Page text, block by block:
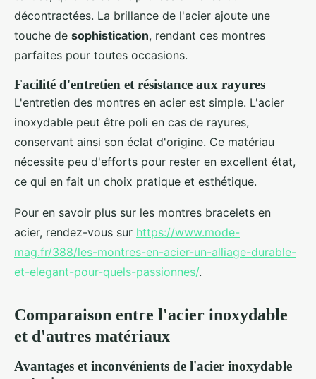
décontractées. La brillance de l'acier ajoute une
touche de sophistication, rendant ces montres
parfaites pour toutes occasions.
Facilité d'entretien et résistance aux rayures
L'entretien des montres en acier est simple. L'acier
inoxydable peut être poli en cas de rayures,
conservant ainsi son éclat d'origine. Ce matériau
nécessite peu d'efforts pour rester en excellent état,
ce qui en fait un choix pratique et esthétique.
Pour en savoir plus sur les montres bracelets en
acier, rendez-vous sur https://www.mode-
mag.fr/388/les-montres-en-acier-un-alliage-durable-
et-elegant-pour-quels-passionnes/.
Comparaison entre l'acier inoxydable
et d'autres matériaux
Avantages et inconvénients de l'acier inoxydable